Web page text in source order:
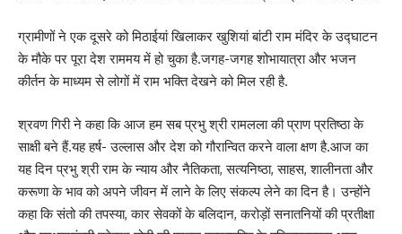
ग्रामीणों ने एक दूसरे को मिठाईयां खिलाकर खुशियां बांटी राम मंदिर के उद्घाटन
के मौके पर पूरा देश राममय में हो चुका है.जगह-जगह शोभायात्रा और भजन
कीर्तन के माध्यम से लोगों में राम भक्ति देखने को मिल रही है.
श्रवण गिरी ने कहा कि आज हम सब प्रभु श्री रामलला की प्राण प्रतिष्ठा के
साक्षी बने हैं.यह हर्ष- उल्लास और देश को गौरान्वित करने वाला क्षण है.आज का
यह दिन प्रभु श्री राम के न्याय और नैतिकता, सत्यनिष्ठा, साहस, शालीनता और
करूणा के भाव को अपने जीवन में लाने के लिए संकल्प लेने का दिन है। उन्होंने
कहा कि संतो की तपस्या, कार सेवकों के बलिदान, करोड़ों सनातनियों की प्रतीक्षा